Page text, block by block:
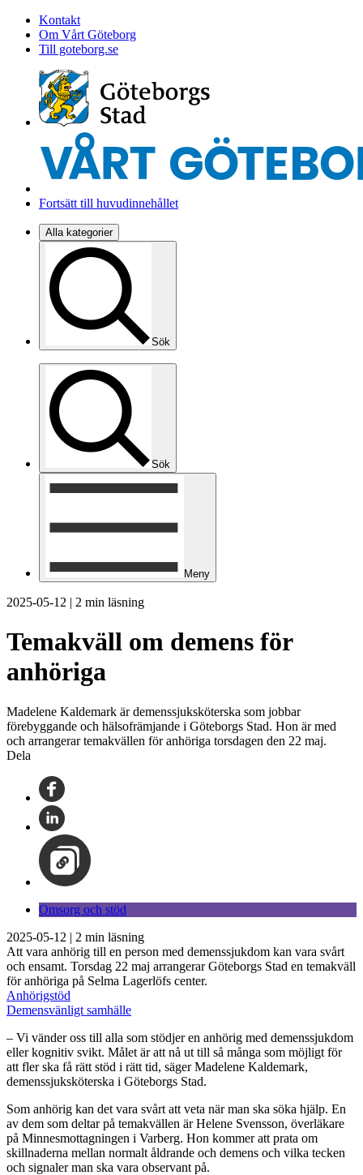
Kontakt
Om Vårt Göteborg
Till goteborg.se
Fortsätt till huvudinnehållet
Alla kategorier
Sök
Sök
Meny
2025-05-12 | 2 min läsning
Temakväll om demens för
anhöriga
Madelene Kaldemark är demenssjuksköterska som jobbar
förebyggande och hälsofrämjande i Göteborgs Stad. Hon är med
och arrangerar temakvällen för anhöriga torsdagen den 22 maj.
Dela
Omsorg och stöd
2025-05-12 | 2 min läsning
Att vara anhörig till en person med demenssjukdom kan vara svårt
och ensamt. Torsdag 22 maj arrangerar Göteborgs Stad en temakväll
för anhöriga på Selma Lagerlöfs center.
Anhörigstöd
Demensvänligt samhälle
– Vi vänder oss till alla som stödjer en anhörig med demenssjukdom
eller kognitiv svikt. Målet är att nå ut till så många som möjligt för
att fler ska få rätt stöd i rätt tid, säger Madelene Kaldemark,
demenssjuksköterska i Göteborgs Stad.
Som anhörig kan det vara svårt att veta när man ska söka hjälp. En
av dem som deltar på temakvällen är Helene Svensson, överläkare
på Minnesmottagningen i Varberg. Hon kommer att prata om
skillnaderna mellan normalt åldrande och demens och vilka tecken
och signaler man ska vara observant på.